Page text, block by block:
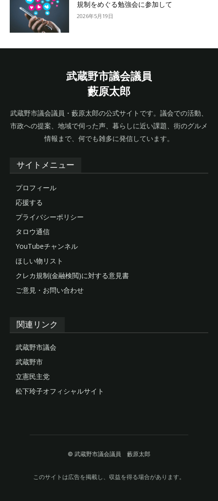
規制をめぐる勉強会に参加して
2026年5月19日
武蔵野市議会議員
藪原太郎
武蔵野市議会議員・藪原太郎の公式サイトです。議会での活動、
市政への提案、地域で伺った声、暮らしに近い課題、街のグルメ
情報まで、何でも雑多に発信しています。
サイトメニュー
プロフィール
応援する
プライバシーポリシー
タロウ通信
YouTubeチャンネル
ほしい物リスト
クレカ規制(金融検閲)に対する意見書
ご意見・お問い合わせ
関連リンク
武蔵野市議会
武蔵野市
立憲民主党
松下玲子オフィシャルサイト
© 武蔵野市議会議員 藪原太郎
このサイトは広告を掲載し、収益を得る場合があります。